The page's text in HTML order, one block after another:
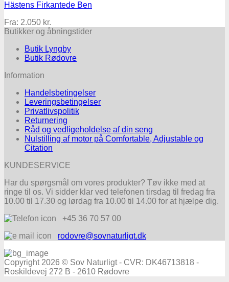
Hästens Firkantede Ben
Fra: 2.050 kr.
Butikker og åbningstider
Butik Lyngby
Butik Rødovre
Information
Handelsbetingelser
Leveringsbetingelser
Privatlivspolitik
Returnering
Råd og vedligeholdelse af din seng
Nulstilling af motor på Comfortable, Adjustable og
Citation
KUNDESERVICE
Har du spørgsmål om vores produkter? Tøv ikke med at
ringe til os. Vi sidder klar ved telefonen tirsdag til fredag fra
10.00 til 17.30 og lørdag fra 10.00 til 14.00 for at hjælpe dig.
+45 36 70 57 00
rodovre@sovnaturligt.dk
Copyright 2026 © Sov Naturligt - CVR: DK46713818 -
Roskildevej 272 B - 2610 Rødovre